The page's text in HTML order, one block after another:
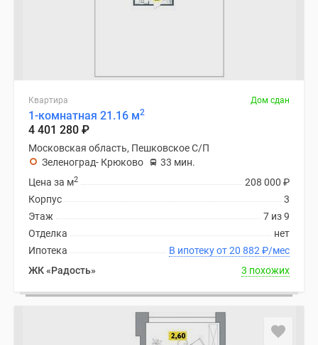
Квартира Дом сдан
1-комнатная 21.16 м2
4 401 280 ₽
Московская область, Пешковское С/П
Зеленоград- Крюково
33 мин.
208 000 ₽
Цена за м2
3
Корпус
7 из 9
Этаж
нет
Отделка
В ипотеку от 20 882 ₽/мес
Ипотека
ЖК «Радость»
3 похожих